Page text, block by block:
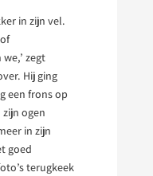
in zijn vel.
zegt
Hij ging
een frons op
ogen
in zijn
goed
terugkeek